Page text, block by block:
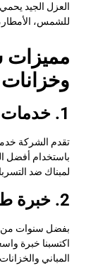
العزل الجيد
للشمس،
1. خدمات متكاملة للعزل
تقدم الشركة
باستخدام أفضل
لمبناك ضد
2. خبرة طويلة في المجال
بفضل سنوات من
اكتسبنا خبرة
المباني